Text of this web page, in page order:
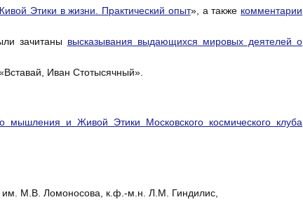
Этики в жизни. Практический опыт», а также комментарии
зачитаны высказывания выдающихся мировых деятелей о
Иван Стотысячный».
мышления и Живой Этики Московского космического клуба
им. М.В. Ломоносова, к.ф.-м.н. Л.М. Гиндилис,